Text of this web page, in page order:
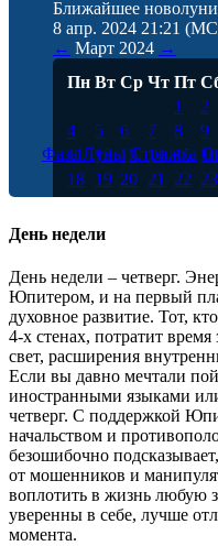
Ближайшее
8 апр. 2024 21:21
← Март 2024 →
Пн Вт Ср Чт Пт
1
2
4
5 6 7 8 9
11 12 13 14 15 16
18 19 20 21 22 23
25 26 27 28 29 30
31
Фаза Луны Стрижка
День недели
День недели – четверг.
Юпитером, и на первый
духовное развитие. Тот,
4-х стенах, потратит
свет, расширения
Если вы давно мечтали
иностранными языками
четверг. С поддержкой
начальством и
безошибочно
от мошенников и
воплотить в жизнь любую
уверенны в себе, лучше
момента.